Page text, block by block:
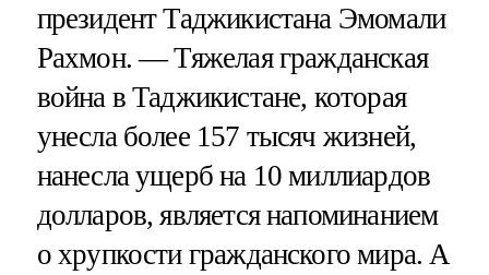
президент Таджикистана Эмомали
Рахмон. — Тяжелая гражданская
война в Таджикистане, которая
унесла более 157 тысяч жизней,
нанесла ущерб на 10 миллиардов
долларов, является напоминанием
о хрупкости гражданского мира. А